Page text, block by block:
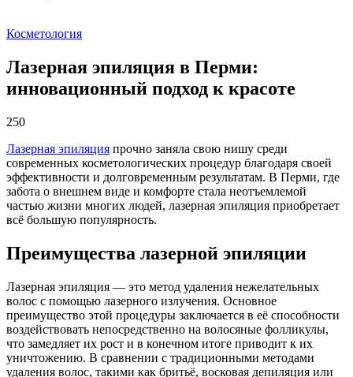
Косметология
Лазерная эпиляция в Перми:
инновационный подход к красоте
250
Лазерная эпиляция прочно заняла свою нишу среди
современных косметологических процедур благодаря своей
эффективности и долговременным результатам. В Перми, где
забота о внешнем виде и комфорте стала неотъемлемой
частью жизни многих людей, лазерная эпиляция приобретает
всё большую популярность.
Преимущества лазерной эпиляции
Лазерная эпиляция — это метод удаления нежелательных
волос с помощью лазерного излучения. Основное
преимущество этой процедуры заключается в её способности
воздействовать непосредственно на волосяные фолликулы,
что замедляет их рост и в конечном итоге приводит к их
уничтожению. В сравнении с традиционными методами
удаления волос, такими как бритьё, восковая депиляция или